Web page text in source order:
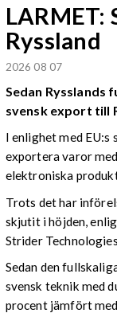
Ryssland
2026 08 07
Sedan Rysslands
svensk export till
I enlighet med
exportera varor
elektroniska
Trots det har
skjutit i höjden,
Strider Technologies.
Sedan den
svensk teknik med
procent jämfört